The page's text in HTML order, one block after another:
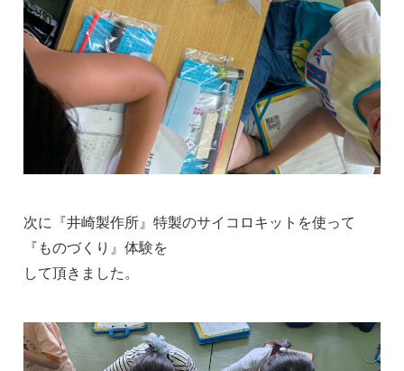
次に『井崎製作所』特製のサイコロキットを使って
『ものづくり』体験を
して頂きました。